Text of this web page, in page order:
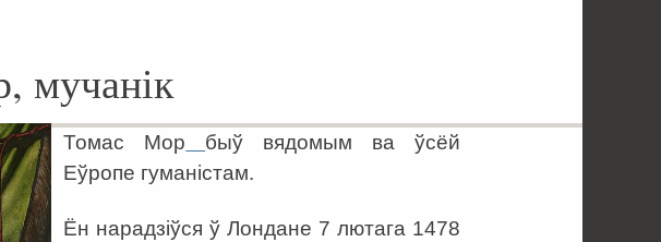
мучанік
Томас Мор
быў вядомым ва ўсёй
Еўропе гуманістам.
Ён нарадзіўся ў Лондане 7 лютага 1478